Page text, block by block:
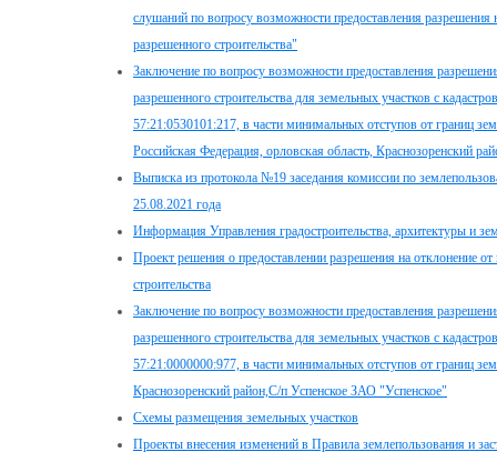
слушаний по вопросу возможности предоставления разрешения
разрешенного строительства"
Заключение по вопросу возможности предоставления
разрешенного строительства для земельных участков с
57:21:0530101:217, в части минимальных отступов от границ
Российская Федерация, орловская область, Краснозоренский
Выписка из протокола №19 заседания комиссии по
25.08.2021 года
Информация Управления градостроительства, архитектуры и
Проект решения о предоставлении разрешения на отклонение
строительства
Заключение по вопросу возможности предоставления
разрешенного строительства для земельных участков с
57:21:0000000:977, в части минимальных отступов от границ
Краснозоренский район,С/п Успенское ЗАО "Успенское"
Схемы размещения земельных участков
Проекты внесения изменений в Правила землепользования и